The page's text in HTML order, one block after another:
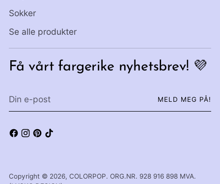
Sokker
Se alle produkter
Få vårt fargerike nyhetsbrev! 💜
e-
MELD MEG PÅ!
Copyright © 2026, COLORPOP. ORG.NR. 928 916 898 MVA.